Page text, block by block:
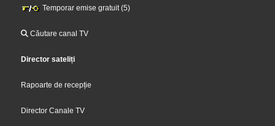
Temporar emise gratuit (5)
Căutare canal TV
Director sateliți
Rapoarte de recepție
Director Canale TV